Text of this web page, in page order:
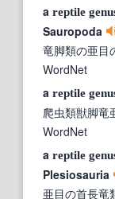
a reptile
Sauropoda
竜脚類の亜目
WordNet
a reptile
爬虫類獣脚竜
WordNet
a reptile
Plesiosauria
亜目の首長竜